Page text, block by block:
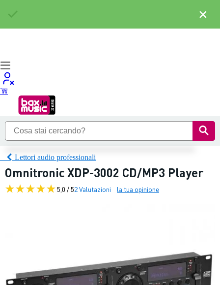
Lettori audio professionali
Omnitronic XDP-3002 CD/MP3 Player
5,0 / 52 Valutazioni la tua opinione
×